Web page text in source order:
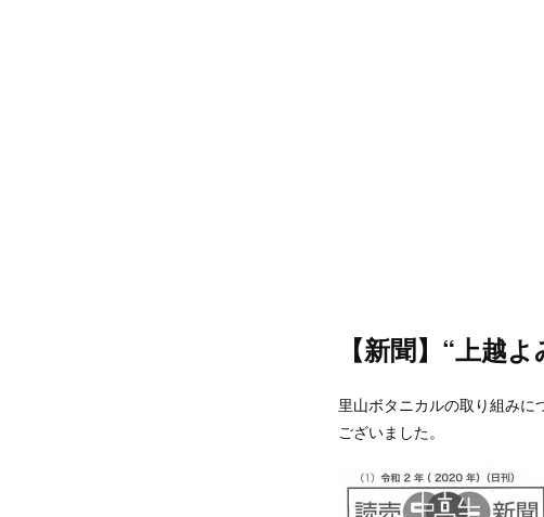
【新聞】“上越
里山ボタニカルの取り組みに
ございました。